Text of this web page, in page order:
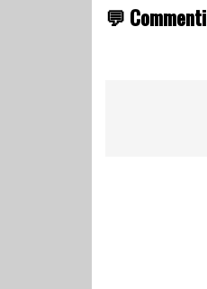
💬 Commenti